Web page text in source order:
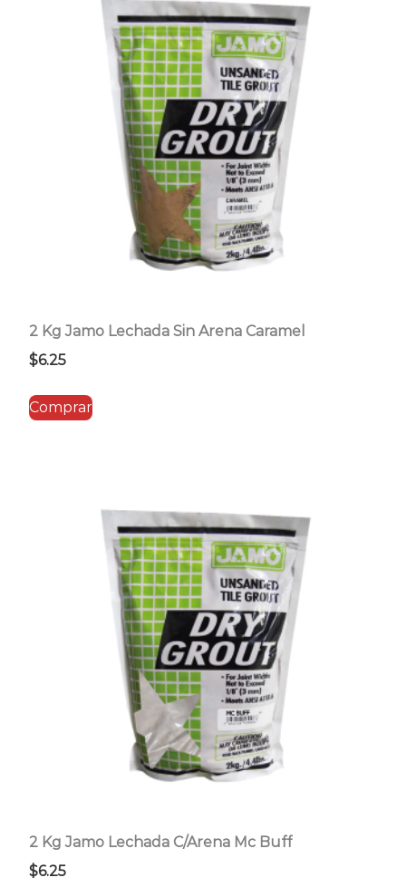
2 Kg Jamo Lechada Sin Arena Caramel
$6.25
Comprar
2 Kg Jamo Lechada C/Arena Mc Buff
$6.25